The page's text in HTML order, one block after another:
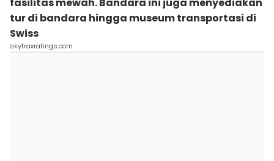
tur di bandara hingga museum transportasi di
Swiss
skytraxratings.com